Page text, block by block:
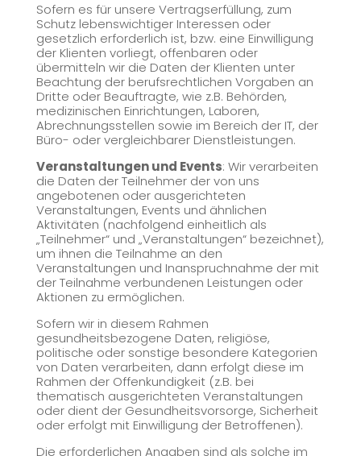
Sofern es für unsere Vertragserfüllung, zum
Schutz lebenswichtiger Interessen oder
gesetzlich erforderlich ist, bzw. eine Einwilligung
der Klienten vorliegt, offenbaren oder
übermitteln wir die Daten der Klienten unter
Beachtung der berufsrechtlichen Vorgaben an
Dritte oder Beauftragte, wie z.B. Behörden,
medizinischen Einrichtungen, Laboren,
Abrechnungsstellen sowie im Bereich der IT, der
Büro- oder vergleichbarer Dienstleistungen.
Veranstaltungen und Events: Wir verarbeiten
die Daten der Teilnehmer der von uns
angebotenen oder ausgerichteten
Veranstaltungen, Events und ähnlichen
Aktivitäten (nachfolgend einheitlich als
„Teilnehmer“ und „Veranstaltungen“ bezeichnet),
um ihnen die Teilnahme an den
Veranstaltungen und Inanspruchnahme der mit
der Teilnahme verbundenen Leistungen oder
Aktionen zu ermöglichen.
Sofern wir in diesem Rahmen
gesundheitsbezogene Daten, religiöse,
politische oder sonstige besondere Kategorien
von Daten verarbeiten, dann erfolgt diese im
Rahmen der Offenkundigkeit (z.B. bei
thematisch ausgerichteten Veranstaltungen
oder dient der Gesundheitsvorsorge, Sicherheit
oder erfolgt mit Einwilligung der Betroffenen).
Die erforderlichen Angaben sind als solche im